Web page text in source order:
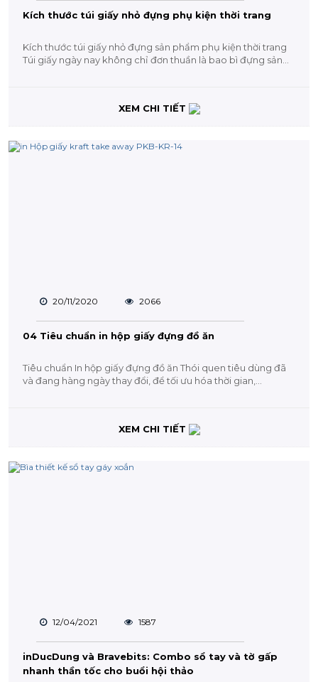
Kích thước túi giấy nhỏ đựng phụ kiện thời trang
Kích thước túi giấy nhỏ đựng sản phẩm phụ kiện thời trang
Túi giấy ngày nay không chỉ đơn thuần là bao bì đựng sản...
XEM CHI TIẾT
20/11/2020 2066
04 Tiêu chuẩn in hộp giấy đựng đồ ăn
Tiêu chuẩn In hộp giấy đựng đồ ăn Thói quen tiêu dùng đã
và đang hàng ngày thay đổi, để tối ưu hóa thời gian,...
XEM CHI TIẾT
12/04/2021 1587
inDucDung và Bravebits: Combo sổ tay và tờ gấp
nhanh thần tốc cho buổi hội thảo